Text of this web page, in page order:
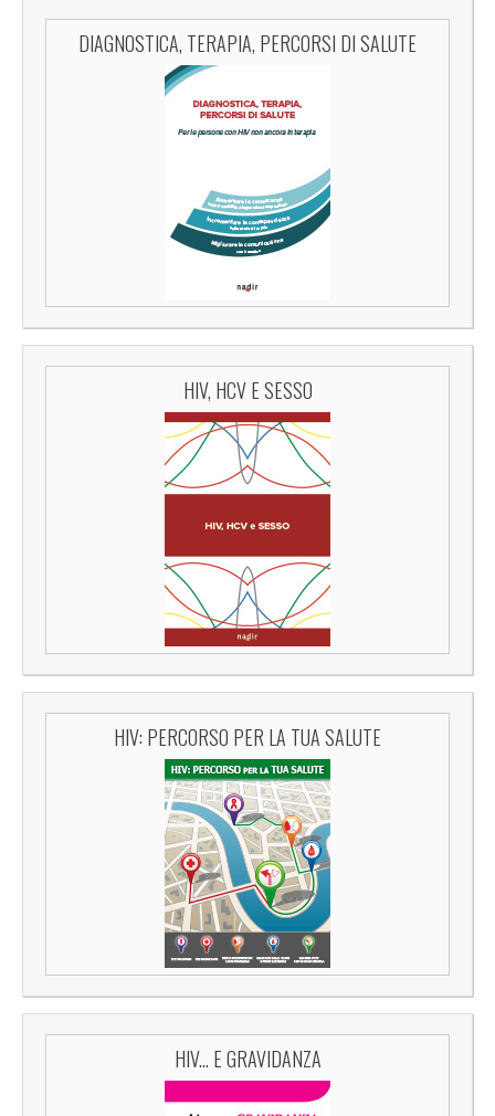
DIAGNOSTICA, TERAPIA, PERCORSI DI SALUTE
HIV, HCV E SESSO
HIV: PERCORSO PER LA TUA SALUTE
HIV... E GRAVIDANZA